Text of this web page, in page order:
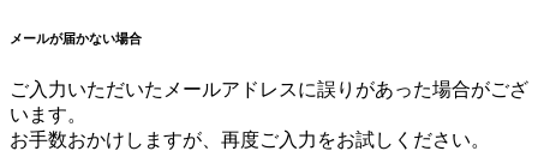
メールが届かない場合
ご入力いただいたメールアドレスに誤りがあった場合がござ
います。
お手数おかけしますが、再度ご入力をお試しください。